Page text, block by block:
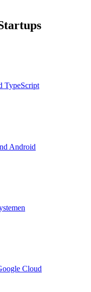
TypeScript
Android
Cloud